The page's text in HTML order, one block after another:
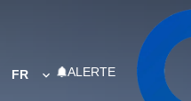
FR ALERTE